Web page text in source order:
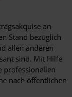
an
Stand bezüglich
allen anderen
sind. Mit Hilfe
professionellen
nach öffentlichen